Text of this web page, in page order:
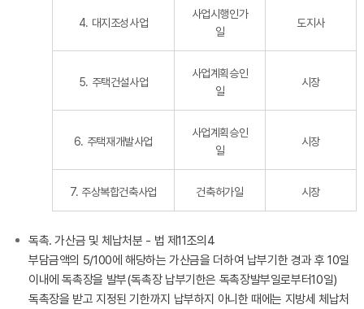
4. 대지조성사업
사업시행인가
일
도지사
5. 주택건설사업
사업계획승인
일
시장
6. 주택재개발사업
사업계획승인
일
시장
7. 주상복합건축사업 건축허가일 시장
독촉. 가산금 및 체납처분 - 법 제11조의4
부담금액의 5/100에 해당하는 가산금을 더하여 납부기한 경과 후 10일
이내에 독촉장을 발부(독촉장 납부기한은 독촉장발부일로부터10일)
독촉장을 받고 지정된 기한까지 납부하지 아니한 때에는 지방세 체납처